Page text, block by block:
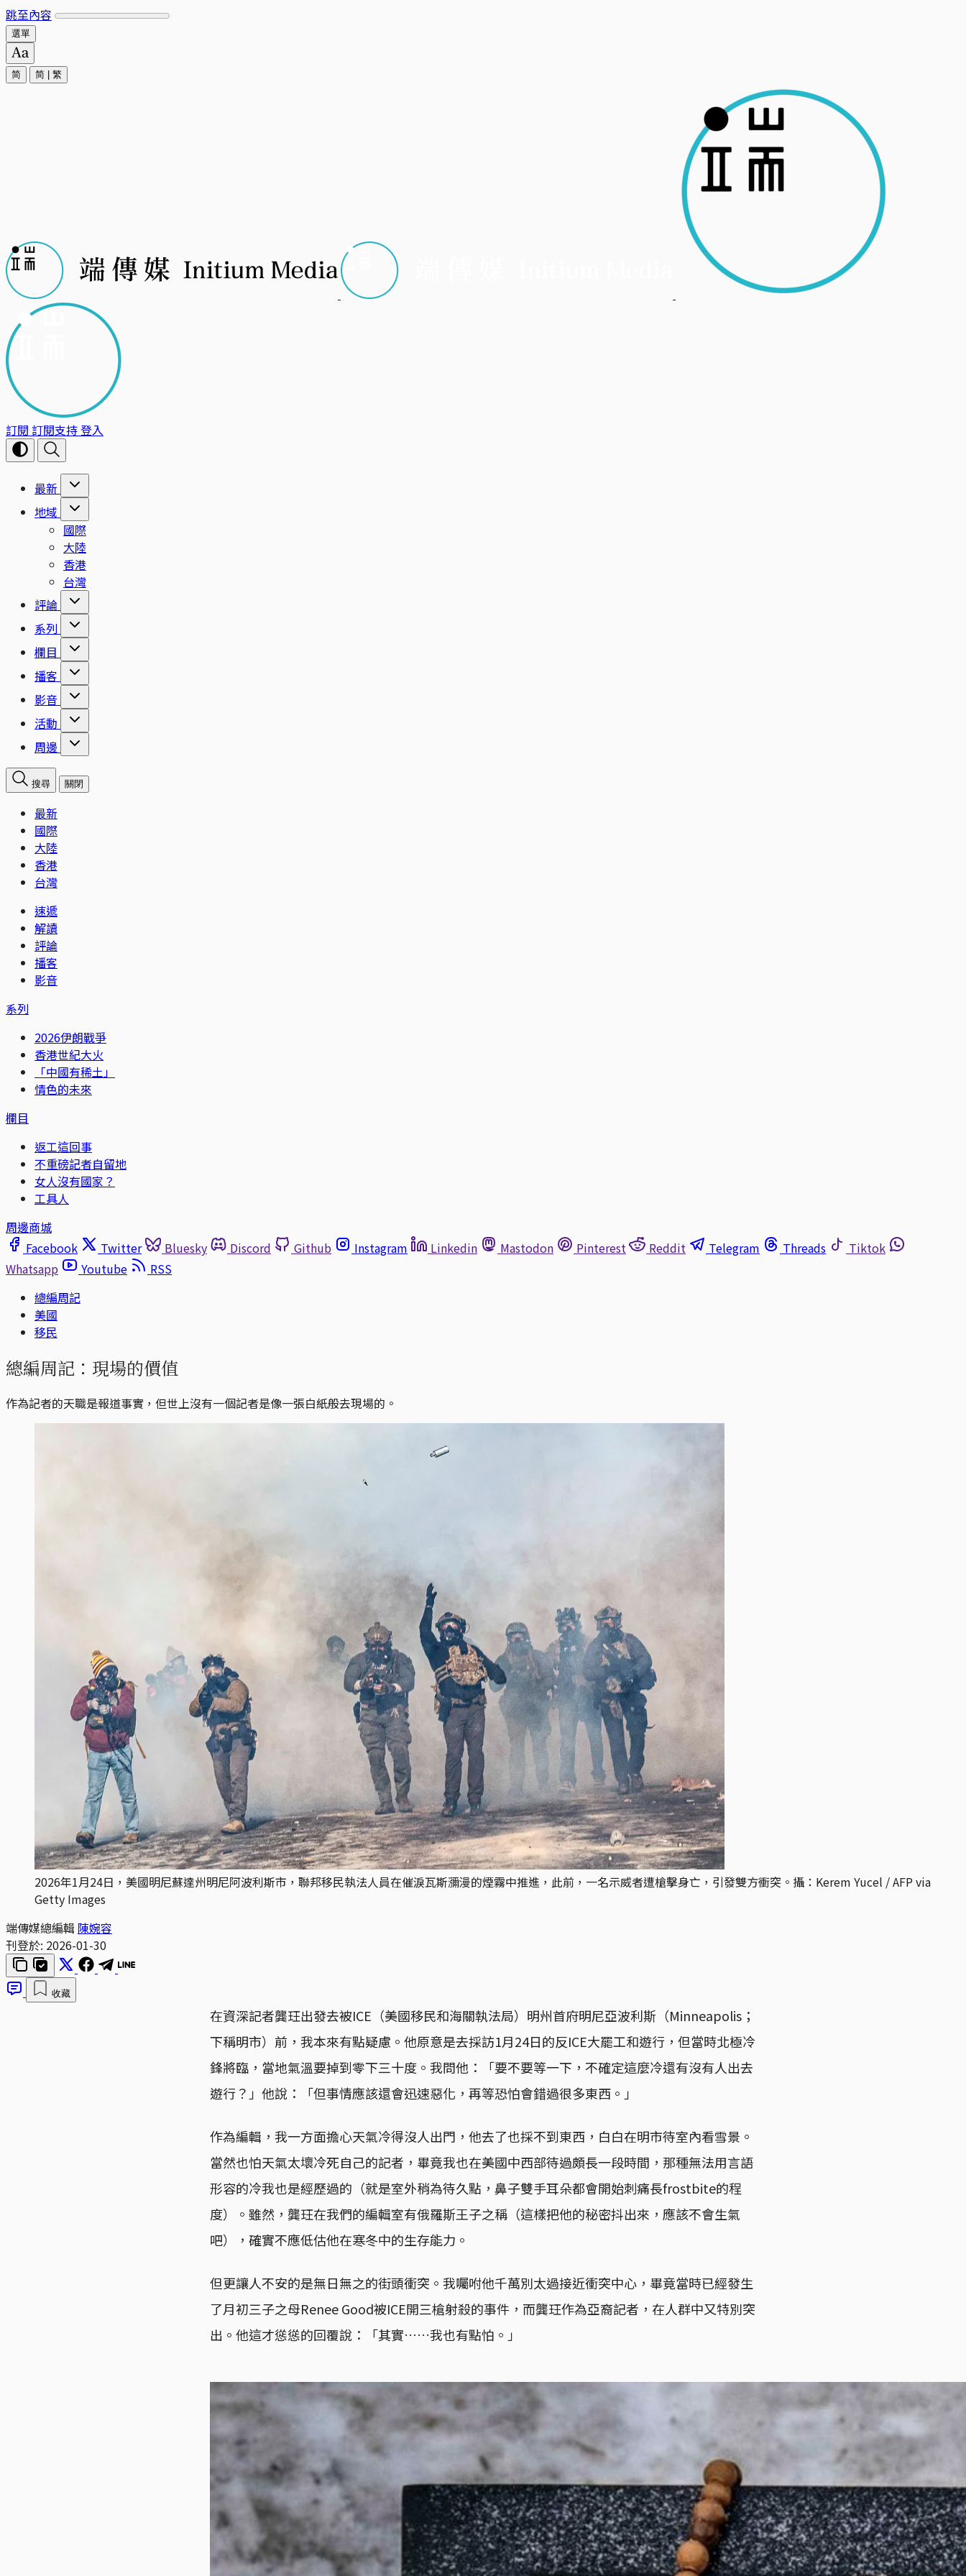
跳至內容
選單
简 简 繁
訂閱 訂閱支持登入
最新
地域
國際
大陸
香港
台灣
評論
系列
欄目
播客
影音
活動
周邊
搜尋 關閉
最新
國際
大陸
香港
台灣
速遞
解讀
評論
播客
影音
系列
2026伊朗戰爭
香港世紀大火
「中國有稀土」
情色的未來
欄目
返工這回事
不重磅記者自留地
女人沒有國家？
工具人
周邊商城
Facebook
Twitter Bluesky Discord Github Instagram Linkedin Mastodon Pinterest Reddit Telegram Threads
Tiktok
Whatsapp
Youtube
RSS
總編周記
美國
移民
總編周記：現場的價值
作為記者的天職是報道事實，但世上沒有一個記者是像一張白紙般去現場的。
2026年1月24日，美國明尼蘇達州明尼阿波利斯市，聯邦移民執法人員在催淚瓦斯瀰漫的煙霧中推進，此前，一名示威者遭槍擊身亡，引發雙方衝突。攝：Kerem Yucel / AFP via
Getty Images
端傳媒總編輯 陳婉容
刊登於: 2026-01-30
收藏
在資深記者龔玨出發去被ICE（美國移民和海關執法局）明州首府明尼亞波利斯（Minneapolis；
下稱明市）前，我本來有點疑慮。他原意是去採訪1月24日的反ICE大罷工和遊行，但當時北極冷
鋒將臨，當地氣溫要掉到零下三十度。我問他：「要不要等一下，不確定這麼冷還有沒有人出去
遊行？」他說：「但事情應該還會迅速惡化，再等恐怕會錯過很多東西。」
作為編輯，我一方面擔心天氣冷得沒人出門，他去了也採不到東西，白白在明市待室內看雪景。
當然也怕天氣太壞冷死自己的記者，畢竟我也在美國中西部待過頗長一段時間，那種無法用言語
形容的冷我也是經歷過的（就是室外稍為待久點，鼻子雙手耳朵都會開始刺痛長frostbite的程
度）。雖然，龔玨在我們的編輯室有俄羅斯王子之稱（這樣把他的秘密抖出來，應該不會生氣
吧），確實不應低估他在寒冬中的生存能力。
但更讓人不安的是無日無之的街頭衝突。我囑咐他千萬別太過接近衝突中心，畢竟當時已經發生
了月初三子之母Renee Good被ICE開三槍射殺的事件，而龔玨作為亞裔記者，在人群中又特別突
出。他這才慫慫的回覆說：「其實……我也有點怕。」